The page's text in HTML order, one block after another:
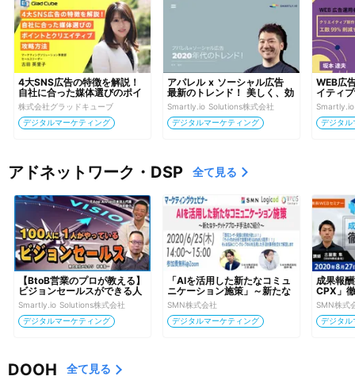
4大SNS広告の特徴を解説！
自社に合った媒体選びのポイ
ントとクリエイティブ攻略方
法
株式会社グラッドキューブ
デジタルマーケティング
アパレル x ソーシャル広告
最新のトレンド！ 美しく、効
果の高い広告を、効率的に
Smartly.io Solutions株式会社
デジタルマーケティング
WEB広
イティ
して工
デジタル
アドネットワーク・DSP 全て見る
【BtoB営業のプロが教える】
ビジョンセールスができる人
＆会社側に必要な姿勢
Smartly.io Solutions株式会社
デジタルマーケティング
「AIを活用した新たなコミュ
ニケーション施策」～新たな
ターゲットアプローチ手法の
ご紹介～
SMN株式会社
デジタルマーケティング
成果報
CPX」
SMN株式
デジタル
DOOH 全て見る